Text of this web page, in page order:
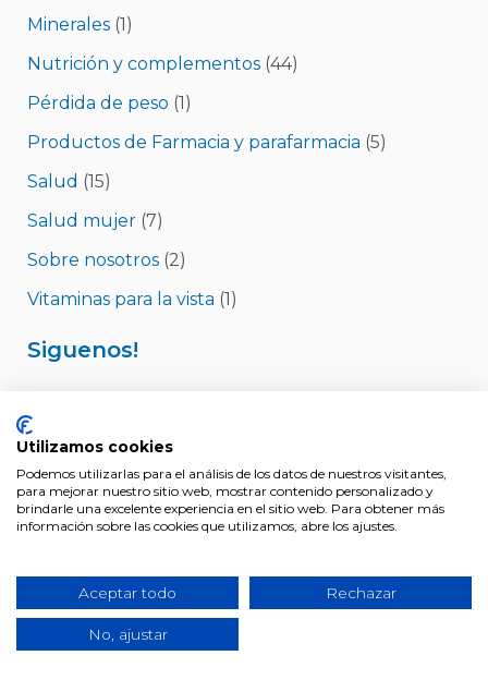
Minerales(1)
Nutrición y complementos(44)
Pérdida de peso (1)
Productos de Farmacia y parafarmacia (5)
Salud (15)
Salud mujer(7)
Sobre nosotros(2)
Vitaminas para la vista (1)
Siguenos!
Datos de la farmacia
Nombre: Farmacia Bergillos Jimenez CB
Titulares: Ldo. Pedro Bergillos Jimenez, nº colegiado 2081.
Ldo. Rafael Bergillos Jimenez, nº colegiado 1862
NIF: E-14716237 / NICA: 18182
Utilizamos cookies
Podemos utilizarlas para el análisis de los datos de nuestros visitantes,
para mejorar nuestro sitio web, mostrar contenido personalizado y
brindarle una excelente experiencia en el sitio web. Para obtener más
información sobre las cookies que utilizamos, abre los ajustes.
Aceptar todo Rechazar
No, ajustar